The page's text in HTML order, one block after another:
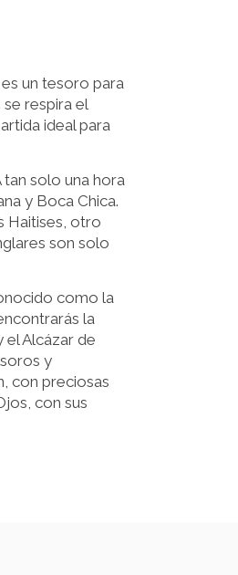
un tesoro para
respira el
ideal para
tan solo una hora
y Boca Chica.
Haitises, otro
son solo
como la
la
el Alcázar de
y
con preciosas
con sus